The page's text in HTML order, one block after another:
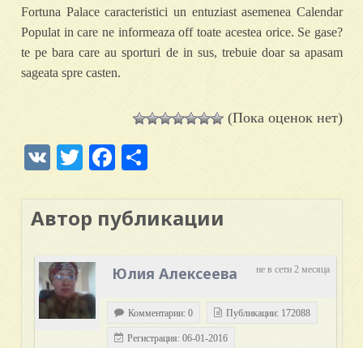
Fortuna Palace caracteristici un entuziast asemenea Calendar
Populat in care ne informeaza off toate acestea orice. Se gase?
te pe bara care au sporturi de in sus, trebuie doar sa apasam
sageata spre casten.
(Пока оценок нет)
VK TwitterFacebook
Автор публикации
не в сети 2 месяца
Юлия Алексеева
Комментарии: 0 Публикации: 172088
Регистрация: 06-01-2016